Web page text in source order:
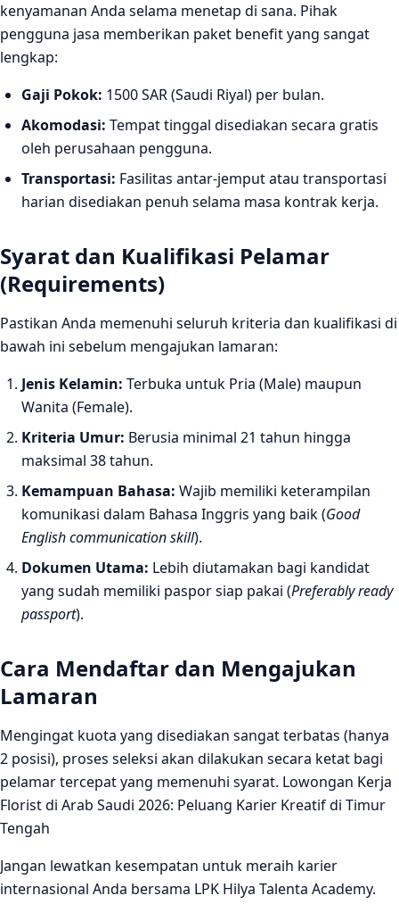
kenyamanan Anda selama menetap di sana. Pihak
pengguna jasa memberikan paket benefit yang sangat
lengkap:
Gaji Pokok: 1500 SAR (Saudi Riyal) per bulan.
Akomodasi: Tempat tinggal disediakan secara gratis
oleh perusahaan pengguna.
Transportasi: Fasilitas antar-jemput atau transportasi
harian disediakan penuh selama masa kontrak kerja.
Syarat dan Kualifikasi Pelamar
(Requirements)
Pastikan Anda memenuhi seluruh kriteria dan kualifikasi di
bawah ini sebelum mengajukan lamaran:
Jenis Kelamin: Terbuka untuk Pria (Male) maupun
Wanita (Female).
Kriteria Umur: Berusia minimal 21 tahun hingga
maksimal 38 tahun.
Kemampuan Bahasa: Wajib memiliki keterampilan
komunikasi dalam Bahasa Inggris yang baik (Good
English communication skill).
Dokumen Utama: Lebih diutamakan bagi kandidat
yang sudah memiliki paspor siap pakai (Preferably ready
passport).
Cara Mendaftar dan Mengajukan
Lamaran
Mengingat kuota yang disediakan sangat terbatas (hanya
2 posisi), proses seleksi akan dilakukan secara ketat bagi
pelamar tercepat yang memenuhi syarat. Lowongan Kerja
Florist di Arab Saudi 2026: Peluang Karier Kreatif di Timur
Tengah
Jangan lewatkan kesempatan untuk meraih karier
internasional Anda bersama LPK Hilya Talenta Academy.